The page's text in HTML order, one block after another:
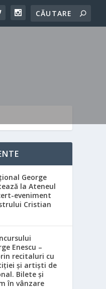
George
la Ateneul
eveniment
Cristian
Enescu –
recitaluri cu
și artiști de
Bilete și
în vânzare